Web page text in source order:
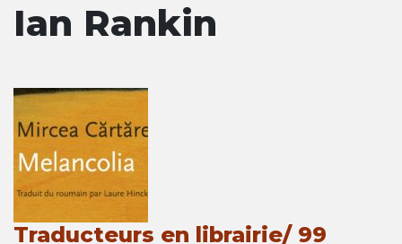
Ian Rankin
Traducteurs en librairie/ 99